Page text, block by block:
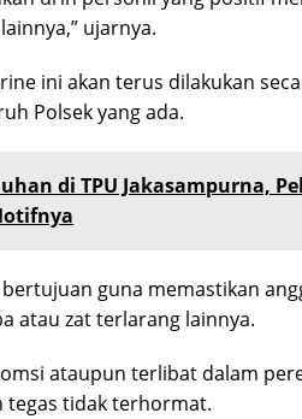
ujarnya.
ini akan terus dilakukan
Polsek yang ada.
di TPU Jakasampurna,
guna memastikan
atau zat terlarang lainnya.
ataupun terlibat dalam
tegas tidak terhormat.